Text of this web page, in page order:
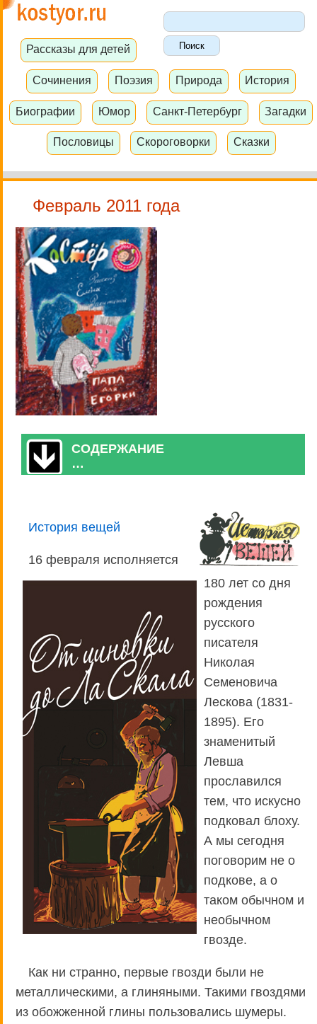
Рассказы для детей
Сочинения Поэзия Природа История
Биографии Юмор Санкт-Петербург Загадки
Пословицы Скороговорки Сказки
Февраль 2011 года
СОДЕРЖАНИЕ
…
История вещей
16 февраля исполняется
180 лет со дня
рождения
русского
писателя
Николая
Семеновича
Лескова (1831-
1895). Его
знаменитый
Левша
прославился
тем, что искусно
подковал блоху.
А мы сегодня
поговорим не о
подкове, а о
таком обычном и
необычном
гвозде.
Как ни странно, первые гвозди были не
металлическими, а глиняными. Такими гвоздями
из обожженной глины пользовались шумеры.